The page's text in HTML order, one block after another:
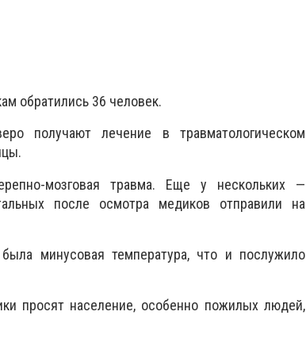
обратились 36 человек.
получают лечение в травматологическом
мозговая травма. Еще у нескольких —
после осмотра медиков отправили на
минусовая температура, что и послужило
просят население, особенно пожилых людей,